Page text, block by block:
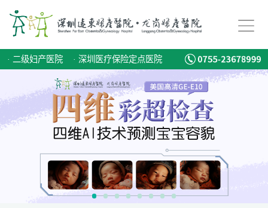
· 二级妇产医院 · 深圳医疗保险定点医院